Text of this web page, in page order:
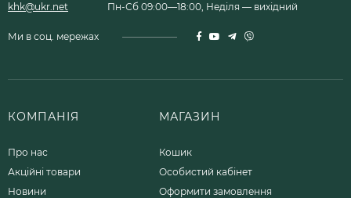
khk@ukr.net Пн-Сб 09:00—18:00, Неділя — вихідний
Ми в соц. мережах
КОМПАНІЯ
Про нас
Акційні товари
Новини
МАГАЗИН
Кошик
Особистий кабінет
Оформити замовлення